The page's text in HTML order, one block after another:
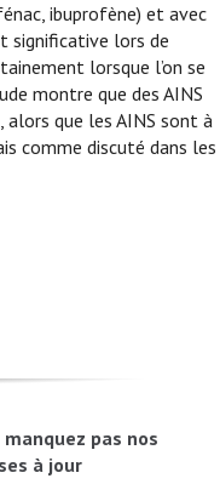
ibuprofène) et avec
significative lors de
lorsque l’on se
montre que des AINS
que les AINS sont à
comme discuté dans les
manquez pas nos
à jour